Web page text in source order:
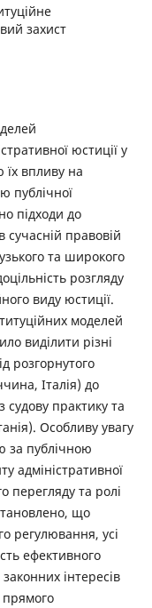
захист
юстиції у
впливу на
публічної
підходи до
сучасній правовій
та широкого
розгляду
виду юстиції.
моделей
виділити різні
розгорнутого
Італія) до
судову практику та
Особливу увагу
за публічною
адміністративної
перегляду та ролі
що
регулювання, усі
ефективного
інтересів
прямого